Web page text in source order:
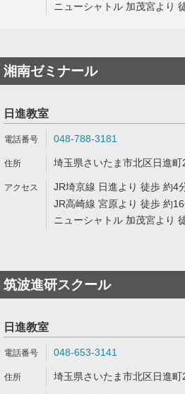
ニューシャトル 加茂宮より
湘南ゼミナール
日進教室
048-788-3181
埼玉県さいたま市北区日進
JR埼京線 日進より 徒歩 約4
JR高崎線 宮原より 徒歩 約
ニューシャトル 加茂宮より
筑波進研スクール
日進教室
048-653-3141
埼玉県さいたま市北区日進町